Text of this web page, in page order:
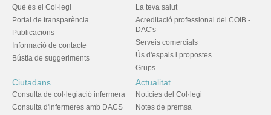
Què és el Col·legi
Portal de transparència
Publicacions
Informació de contacte
Bústia de suggeriments
La teva salut
Acreditació professional del COIB -
DAC's
Serveis comercials
Ús d'espais i propostes
Grups
Ciutadans
Consulta de col·legiació infermera
Consulta d'infermeres amb DACS
Actualitat
Notícies del Col·legi
Notes de premsa